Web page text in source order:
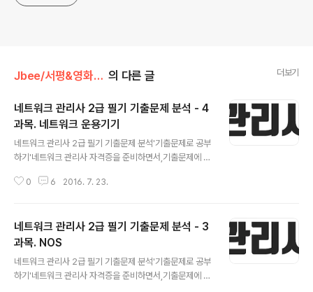
Jbee/서평&영화&자격증 의 다른 글 더보기
네트워크 관리사 2급 필기 기출문제 분석 - 4
과목. 네트워크 운용기기
네트워크 관리사 2급 필기 기출문제 분석'기출문제로 공부
하기'네트워크 관리사 자격증을 준비하면서,기출문제에 자
요약, 정리를 하였습니다. 4과목. 네트워크 운용기기 RAID
모든 데이터를 다른 드라이브에 복사해 놓는 방법 - RAID
5 : Parity가 있는 RAID 방식 ( 3과목에서 출제 ) 라우터 (
Router )네트워크 상의 패킷을 전달하는 장비네트워크 상
에 발생한 트래픽 제어로 최적의 경로를 설정하는 장비 패
킷을 적절한 크기로 분할하거나 재조립하고 이들을 다시
0 6 2016. 7. 23.
네트워크 관리사 2급 필기 기출문제 분석 - 3
과목. NOS
네트워크 관리사 2급 필기 기출문제 분석'기출문제로 공부
하기'네트워크 관리사 자격증을 준비하면서,기출문제에 자